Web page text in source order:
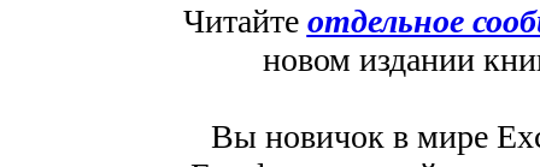
Читайте отдельное
новом издании
Вы новичок в мире